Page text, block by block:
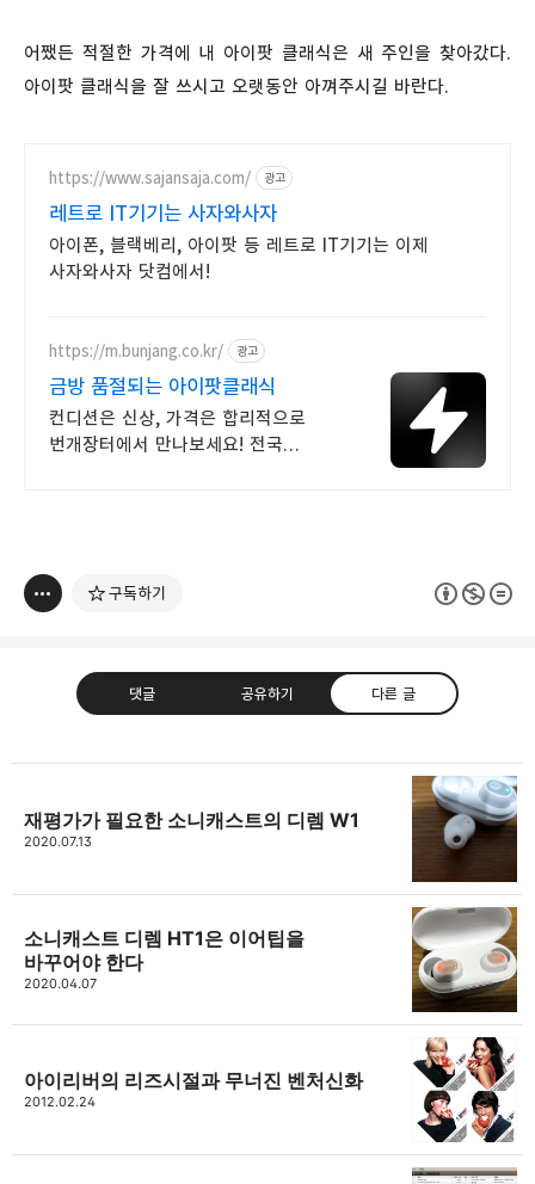
어쨌든 적절한 가격에 내 아이팟 클래식은 새 주인을 찾아갔다.
아이팟 클래식을 잘 쓰시고 오랫동안 아껴주시길 바란다.
https://www.sajansaja.com/ 광고
레트로 IT기기는 사자와사자
아이폰, 블랙베리, 아이팟 등 레트로 IT기기는 이제
사자와사자 닷컴에서!
https://m.bunjang.co.kr/ 광고
금방 품절되는 아이팟클래식
컨디션은 신상, 가격은 합리적으로
번개장터에서 만나보세요! 전국
구독하기
댓글 공유하기 다른 글
thebravepost.com
트위터
재평가가 필요한 소니캐스트의 디렘 W1
2020.07.13
소니캐스트 디렘 HT1은 이어팁을
바꾸어야 한다
2020.04.07
아이리버의 리즈시절과 무너진 벤처신화
2012.02.24